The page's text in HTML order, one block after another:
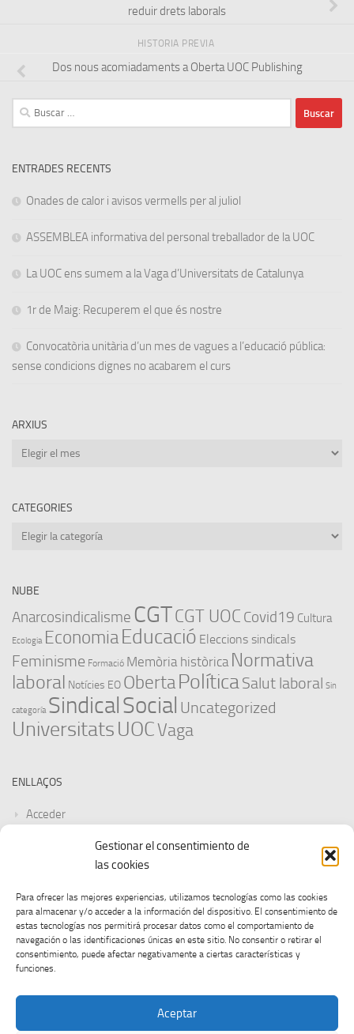
Gestionar el consentimiento de
las cookies
Para ofrecer las mejores experiencias, utilizamos tecnologías como las cookies
para almacenar y/o acceder a la información del dispositivo. El consentimiento de
estas tecnologías nos permitirá procesar datos como el comportamiento de
navegación o las identificaciones únicas en este sitio. No consentir o retirar el
consentimiento, puede afectar negativamente a ciertas características y
funciones.
Aceptar
reduir drets laborals
HISTORIA PREVIA
Dos nous acomiadaments a Oberta UOC Publishing
Buscar:
ENTRADES RECENTS
Onades de calor i avisos vermells per al juliol
ASSEMBLEA informativa del personal treballador de la UOC
La UOC ens sumem a la Vaga d’Universitats de Catalunya
1r de Maig: Recuperem el que és nostre
Convocatòria unitària d’un mes de vagues a l’educació pública:
sense condicions dignes no acabarem el curs
ARXIUS
Arxius
CATEGORIES
Categories
NUBE
Anarcosindicalisme CGTCGT UOC Covid19 Cultura
Ecologia EconomiaEducació Eleccions sindicals
Feminisme Formació Memòria històrica Normativa
laboral Notícies EO ObertaPolíticaSalut laboral Sin
categoría SindicalSocial Uncategorized
UniversitatsUOCVaga
ENLLAÇOS
Acceder
Feed de entradas
WordPress.org